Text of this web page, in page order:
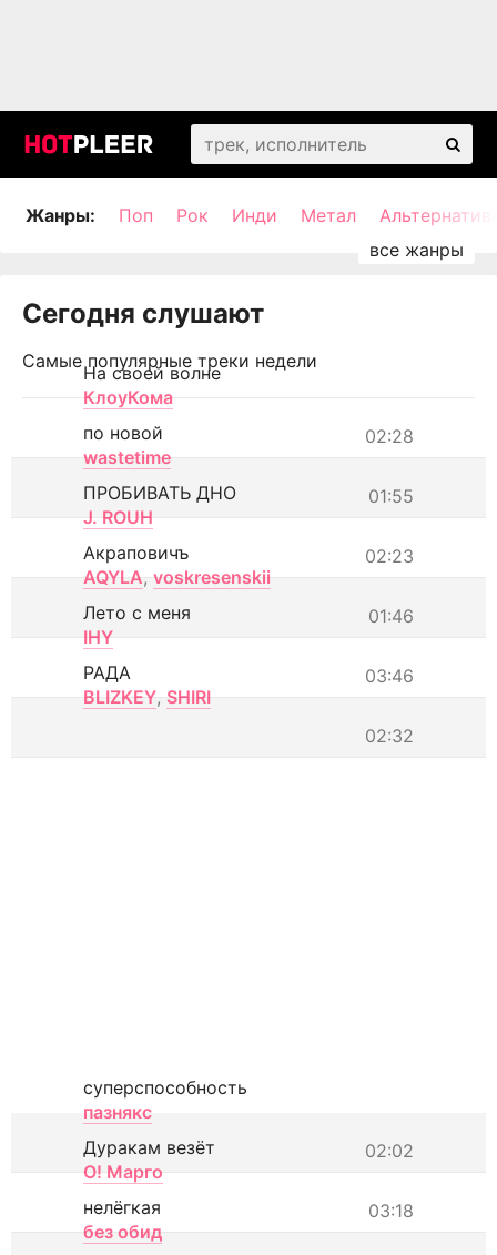
Жанры: Поп Рок Инди Метал
Сегодня слушают
Самые популярные треки недели
На своей волне
КлоуКома
02:28
по новой
wastetime
01:55
ПРОБИВАТЬ ДНО
J. ROUH
02:23
Акраповичъ
AQYLA, voskresenskii
01:46
Лето с меня
IHY
03:46
РАДА
BLIZKEY, SHIRI
02:32
суперспособность
пазнякс
02:02
Дуракам везёт
О! Марго
03:18
нелёгкая
без обид